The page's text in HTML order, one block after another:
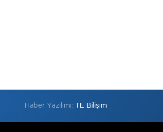
Haber Yazılımı: TE Bilişim